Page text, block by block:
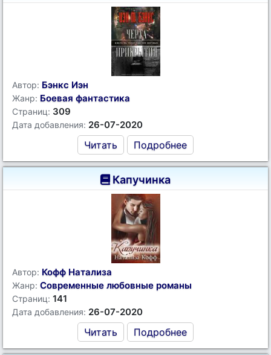
Автор: Бэнкс Иэн
Жанр: Боевая фантастика
Страниц: 309
Дата добавления: 26-07-2020
Читать Подробнее
Капучинка
Автор: Кофф Натализа
Жанр: Современные любовные романы
Страниц: 141
Дата добавления: 26-07-2020
Читать Подробнее